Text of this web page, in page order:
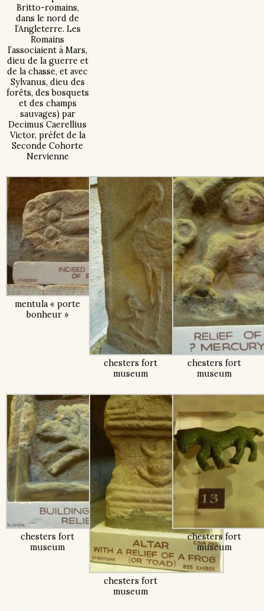
Britto-romains,
dans le nord de
l’Angleterre. Les
Romains
l’associaient à Mars,
dieu de la guerre et
de la chasse, et avec
Sylvanus, dieu des
forêts, des bosquets
et des champs
sauvages) par
Decimus Caerellius
Victor, préfet de la
Seconde Cohorte
Nervienne
mentula « porte
bonheur »
chesters fort
museum
chesters fort
museum
chesters fort
museum
chesters fort
museum
chesters fort
museum